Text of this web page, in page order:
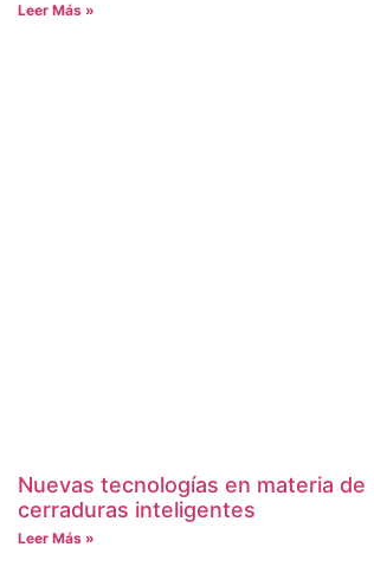
Leer Más »
Nuevas tecnologías en materia de
cerraduras inteligentes
Leer Más »